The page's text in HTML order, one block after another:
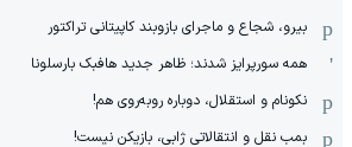
بیرو، شجاع و ماجرای بازوبند کاپیتانی تراکتور
همه سورپرایز شدند؛ ظاهر جدید هافبک بارسلونا
نکونام و استقلال، دوباره روبه‌روی هم!
بمب نقل و انتقالاتی ژابی، بازیکن نیست!